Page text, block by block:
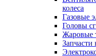
колеса
Газовые
Головы
Жаровые